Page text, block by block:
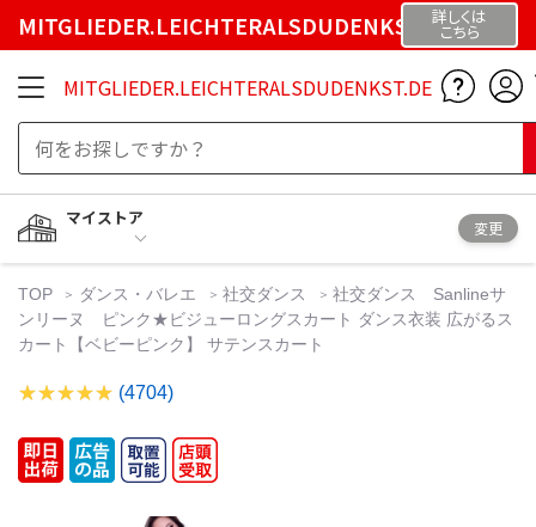
MITGLIEDER.LEICHTERALSDUDENKST.DE詳しくは
こちら
MITGLIEDER.LEICHTERALSDUDENKST.DE
マイストア
変更
TOP ダンス・バレエ 社交ダンス
社交ダンス Sanlineサ
ンリーヌ ピンク★ビジューロングスカート ダンス衣装 広がるス
カート【ベビーピンク】 サテンスカート
(4704)